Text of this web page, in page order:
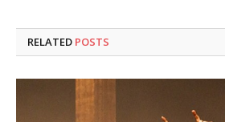
RELATED POSTS